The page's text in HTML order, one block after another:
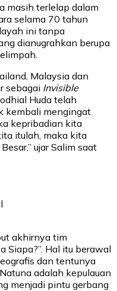
masih terlelap dalam
selama 70 tahun
ini tanpa
dianugrahkan berupa
Malaysia dan
sebagai Invisible
Huda telah
kembali mengingat
kepribadian kita
itulah, maka kita
ujar Salim saat
akhirnya tim
Siapa?”. Hal itu berawal
dan tentunya
adalah kepulauan
menjadi pintu gerbang